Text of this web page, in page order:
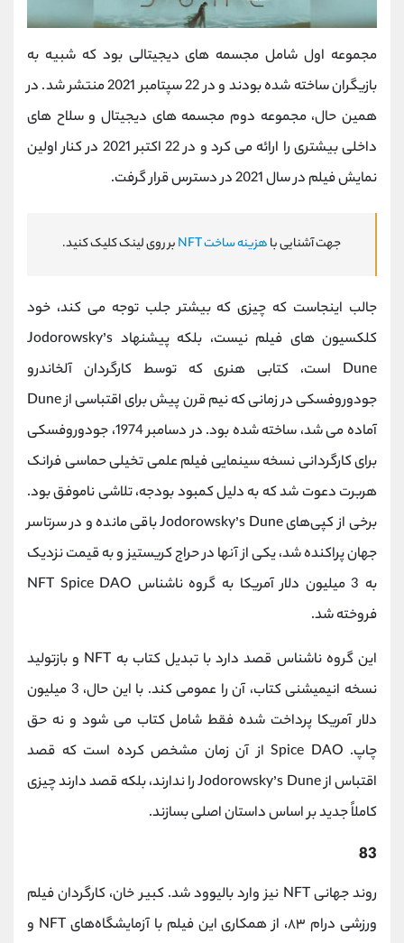
مجموعه اول شامل مجسمه های دیجیتالی بود که شبیه به
بازیگران ساخته شده بودند و در 22 سپتامبر 2021 منتشر شد. در
همین حال، مجموعه دوم مجسمه های دیجیتال و سلاح های
داخلی بیشتری را ارائه می کرد و در 22 اکتبر 2021 در کنار اولین
نمایش فیلم در سال 2021 در دسترس قرار گرفت.
جهت آشنایی باهزینه ساخت NFT بر روی لینک کلیک کنید.
جالب اینجاست که چیزی که بیشتر جلب توجه می کند، خود
کلکسیون های فیلم نیست، بلکه پیشنهاد Jodorowsky’s
Dune است، کتابی هنری که توسط کارگردان آلخاندرو
جودوروفسکی در زمانی که نیم قرن پیش برای اقتباسی از Dune
آماده می شد، ساخته شده بود. در دسامبر 1974، جودوروفسکی
برای کارگردانی نسخه سینمایی فیلم علمی تخیلی حماسی فرانک
هربرت دعوت شد که به دلیل کمبود بودجه، تلاشی ناموفق بود.
برخی از کپی‌های Jodorowsky’s Dune باقی مانده و در سرتاسر
جهان پراکنده شد، یکی از آنها در حراج کریستیز و به قیمت نزدیک
به 3 میلیون دلار آمریکا به گروه ناشناس NFT Spice DAO
فروخته شد.
این گروه ناشناس قصد دارد با تبدیل کتاب به NFT و بازتولید
نسخه انیمیشنی کتاب، آن را عمومی کند. با این حال، 3 میلیون
دلار آمریکا پرداخت شده فقط شامل کتاب می شود و نه حق
چاپ. Spice DAO از آن زمان مشخص کرده است که قصد
اقتباس از Jodorowsky’s Dune را ندارند، بلکه قصد دارند چیزی
کاملاً جدید بر اساس داستان اصلی بسازند.
83
روند جهانی NFT نیز وارد بالیوود شد. کبیر خان، کارگردان فیلم
ورزشی درام ۸۳، از همکاری این فیلم با آزمایشگاه‌های NFT و